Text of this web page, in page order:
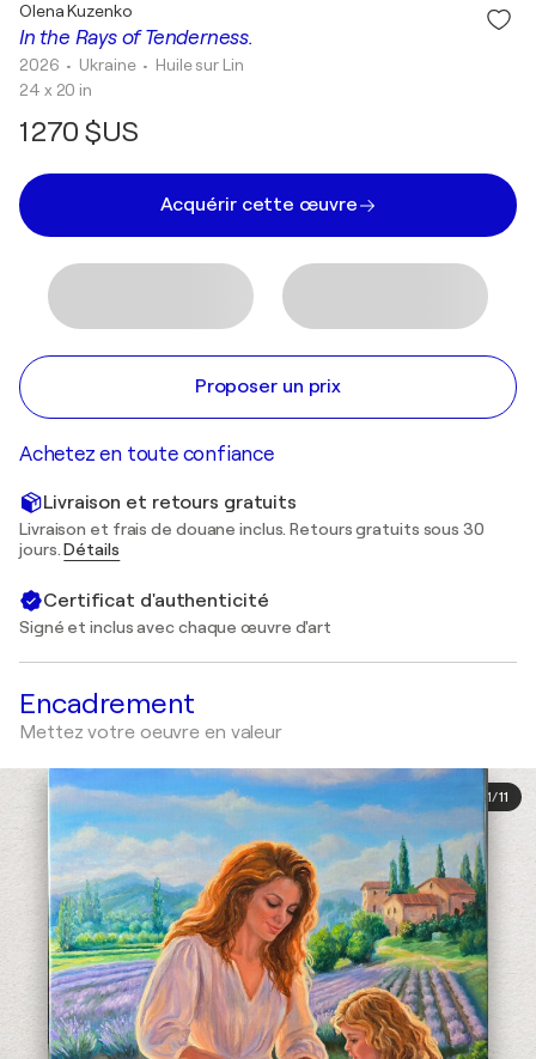
In the Rays of Tenderness.
Olena Kuzenko
2026 • Ukraine • Huile sur Lin
24 x 20 in
1 270 $US
Acquérir cette œuvre
Proposer un prix
Achetez en toute confiance
Livraison et retours gratuits
Livraison et frais de douane inclus. Retours gratuits sous 30
jours.Détails
Certificat d'authenticité
Signé et inclus avec chaque œuvre d'art
Encadrement
Mettez votre oeuvre en valeur
1/11